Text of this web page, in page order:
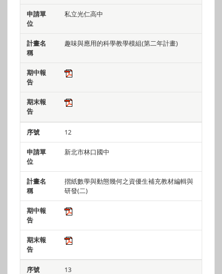
私立光仁高中
趣味與應用的科學教學模組(第二年計畫)
12
新北市林口國中
摺紙數學與動態幾何之資優生補充教材編輯與
研發(二)
13